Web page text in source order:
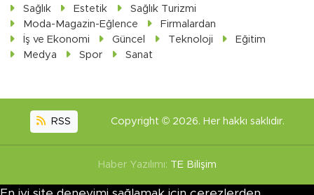
Sağlık Estetik
Sağlık Turizmi
Moda-Magazin-Eğlence
Firmalardan
İş ve Ekonomi
Güncel Teknoloji
Eğitim
Medya
Spor Sanat
RSS Copyright © 2026. Her hakkı saklıdır.
Haber Yazılımı: TE Bilişim